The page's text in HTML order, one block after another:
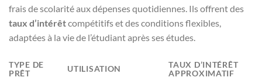
frais de scolarité aux dépenses quotidiennes. Ils offrent des
taux d’intérêtcompétitifs et des conditions flexibles,
adaptées à la vie de l’étudiant après ses études.
TYPE DE
PRÊT
UTILISATION
TAUX D’INTÉRÊT
APPROXIMATIF